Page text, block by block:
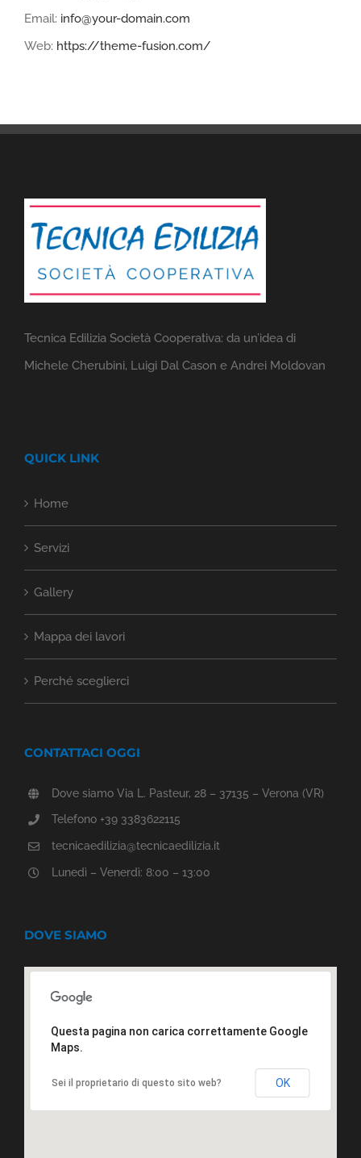
Email: info@your-domain.com
Web: https://theme-fusion.com/
Tecnica Edilizia Società Cooperativa: da un’idea di
Michele Cherubini, Luigi Dal Cason e Andrei Moldovan
QUICK LINK
Home
Servizi
Gallery
Mappa dei lavori
Perché sceglierci
CONTATTACI OGGI
Dove siamo Via L. Pasteur, 28 – 37135 – Verona (VR)
Telefono +39 3383622115
tecnicaedilizia@tecnicaedilizia.it
Lunedì – Venerdì: 8:00 – 13:00
DOVE SIAMO
Questa pagina non carica correttamente Google
Maps.
Sei il proprietario di questo sito web? OK